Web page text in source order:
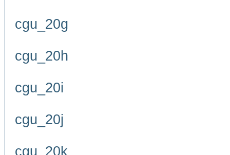
cgu_20g
cgu_20h
cgu_20i
cgu_20j
cgu_20k